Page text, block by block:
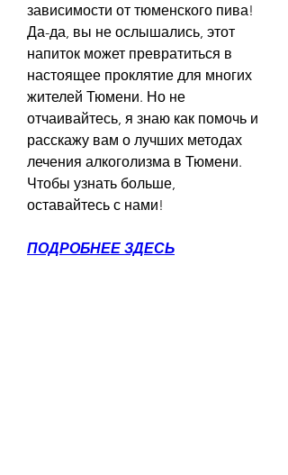
зависимости от тюменского пива!
Да-да, вы не ослышались, этот
напиток может превратиться в
настоящее проклятие для многих
жителей Тюмени. Но не
отчаивайтесь, я знаю как помочь и
расскажу вам о лучших методах
лечения алкоголизма в Тюмени.
Чтобы узнать больше,
оставайтесь с нами!
ПОДРОБНЕЕ ЗДЕСЬ